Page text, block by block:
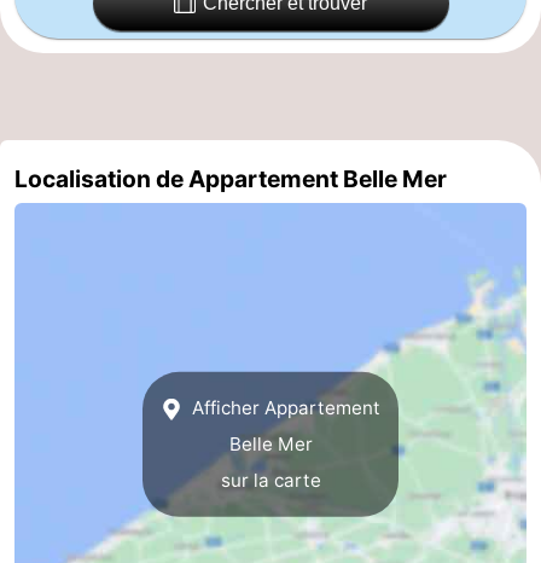
littoral
Flandre-
Occidentale
Gand
-
Wenduine
Localisation de Appartement Belle Mer
Afficher Appartement
Belle Mer
sur la carte